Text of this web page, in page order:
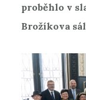
proběhlo v
Brožíkova